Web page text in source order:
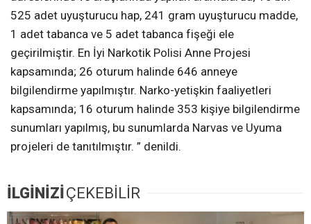
525 adet uyuşturucu hap, 241 gram uyuşturucu madde,
1 adet tabanca ve 5 adet tabanca fişeği ele
geçirilmiştir. En İyi Narkotik Polisi Anne Projesi
kapsamında; 26 oturum halinde 646 anneye
bilgilendirme yapılmıştır. Narko-yetişkin faaliyetleri
kapsamında; 16 oturum halinde 353 kişiye bilgilendirme
sunumları yapılmış, bu sunumlarda Narvas ve Uyuma
projeleri de tanıtılmıştır. ” denildi.
İLGİNİZİÇEKEBİLİR